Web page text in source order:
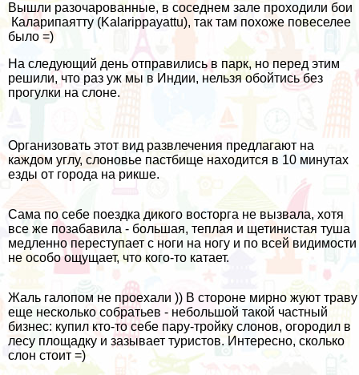
Вышли разочарованные, в соседнем зале проходили бои
Каларипаятту (Kalarippayattu), так там похоже повеселее
было =)
На следующий день отправились в парк, но перед этим
решили, что раз уж мы в Индии, нельзя обойтись без
прогулки на слоне.
Организовать этот вид развлечения предлагают на
каждом углу, слоновье пастбище находится в 10 минутах
езды от города на рикше.
Сама по себе поездка дикого восторга не вызвала, хотя
все же позабавила - большая, теплая и щетинистая туша
медленно переступает с ноги на ногу и по всей видимости
не особо ощущает, что кого-то катает.
Жаль галопом не проехали )) В стороне мирно жуют траву
еще несколько собратьев - небольшой такой частный
бизнес: купил кто-то себе пару-тройку слонов, огородил в
лесу площадку и зазывает туристов. Интересно, сколько
слон стоит =)